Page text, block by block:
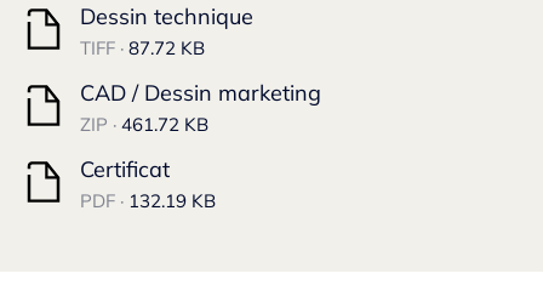
Dessin technique
TIFF · 87.72 KB
CAD / Dessin marketing
ZIP · 461.72 KB
Certificat
PDF · 132.19 KB